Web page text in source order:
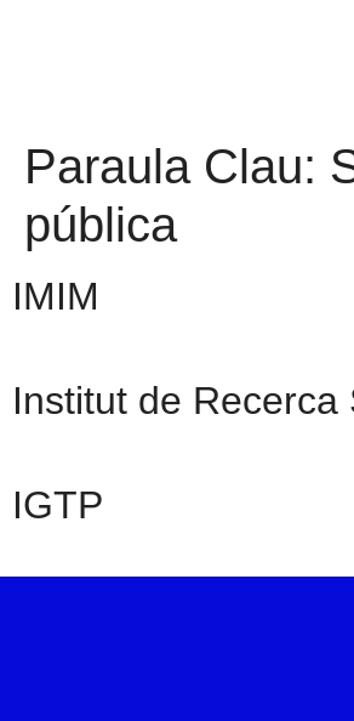
Paraula Clau:
pública
IMIM
Institut de Recerca
IGTP